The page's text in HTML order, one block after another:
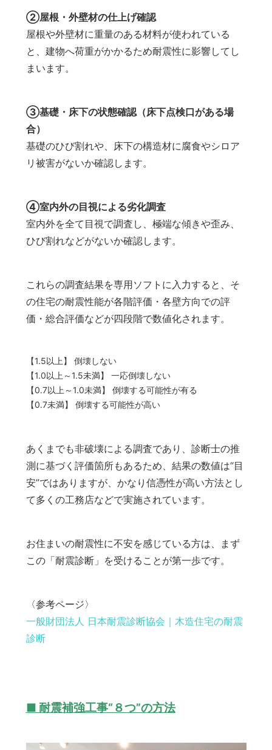
②屋根・外壁材の仕上げ確認
屋根や外壁材に重量のある材料が使われている
と、建物へ荷重がかかるため耐震性に影響してし
まいます。
③基礎・床下の状態確認（床下点検口がある場
合）
基礎のひび割れや、床下の構造材に腐食やシロア
リ被害がないか確認します。
④室内外の目視による劣化調査
室内外を全て目視で調査し、極端な傾きや歪み、
ひび割れなどがないか確認します。
これらの調査結果を専用ソフトに入力すると、そ
の住宅の耐震性能が各階評価・各壁方向での評
価・総合評価などが四段階で数値化されます。
【1.5以上】 倒壊しない
【1.0以上～1.5未満】 一応倒壊しない
【0.7以上～1.0未満】 倒壊する可能性が有る
【0.7未満】 倒壊する可能性が高い
あくまでも非破壊による調査であり、診断士の推
測に基づく評価箇所もあるため、結果の数値は“目
安”ではありますが、かなり信憑性が高い方法とし
て多くの工務店などで実施されています。
お住まいの耐震性に不安を感じている方は、まず
この「耐震診断」を受けることが第一歩です。
〈参考ページ〉
一般財団法人 日本耐震診断協会｜木造住宅の耐震
診断
■ 耐震補強工事“８つ”の方法